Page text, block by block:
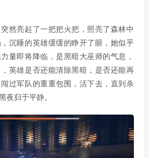
然亮起了一把把火把，照亮了森林中
沉睡的英雄缓缓的睁开了眼，她似乎
量即将降临，是黑暗大巫师的气息，
英雄是否还能清除黑暗，是否还能再
过军队的重重包围，活下去，直到杀
夜归于平静。